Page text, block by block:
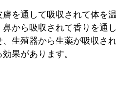
を通して吸収されて体を温
から吸収されて香りを通
、生殖器から生薬が吸収さ
果があります。